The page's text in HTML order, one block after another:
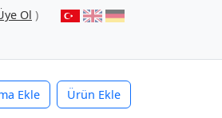
Ol )
Ekle Ürün Ekle